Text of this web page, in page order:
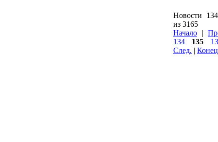
Новости
из 3165
Начало |
134
135
След. | Конец